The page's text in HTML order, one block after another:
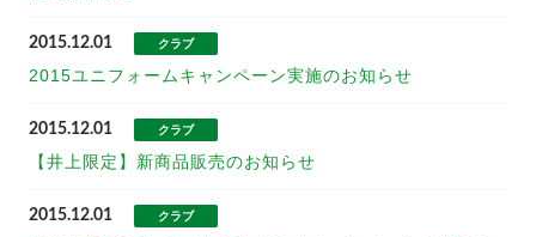
2015.12.01 クラブ
2015ユニフォームキャンペーン実施のお知らせ
2015.12.01 クラブ
【井上限定】新商品販売のお知らせ
2015.12.01 クラブ